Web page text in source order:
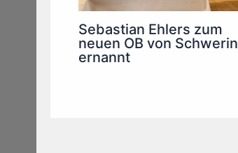
Sebastian Ehlers zum
neuen OB von Schwerin
ernannt